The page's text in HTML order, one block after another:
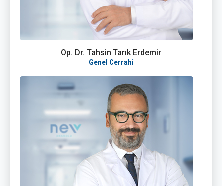
Op. Dr. Tahsin Tarık Erdemir
Genel Cerrahi